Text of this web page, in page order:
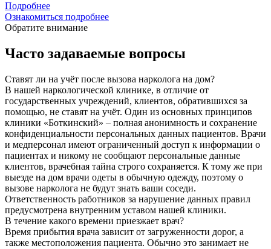
Подробнее
Ознакомиться подробнее
Обратите внимание
Часто задаваемые вопросы
Ставят ли на учёт после вызова нарколога на дом?
В нашей наркологической клинике, в отличие от
государственных учреждений, клиентов, обратившихся за
помощью, не ставят на учёт. Один из основных принципов
клиники «Боткинский» – полная анонимность и сохранение
конфиденциальности персональных данных пациентов. Врачи
и медперсонал имеют ограниченный доступ к информации о
пациентах и никому не сообщают персональные данные
клиентов, врачебная тайна строго сохраняется. К тому же при
выезде на дом врачи одеты в обычную одежду, поэтому о
вызове нарколога не будут знать ваши соседи.
Ответственность работников за нарушение данных правил
предусмотрена внутренним уставом нашей клиники.
В течение какого времени приезжает врач?
Время прибытия врача зависит от загруженности дорог, а
также местоположения пациента. Обычно это занимает не